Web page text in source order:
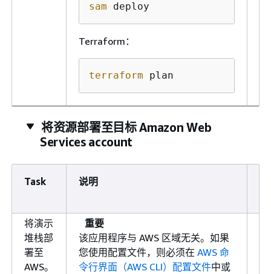
sam deploy
Terraform：
terraform plan
将资源部署至目标 Amazon Web
Services account
Task 说明
将演示
堆栈部
署至
AWS。
重要
该应用程序与 AWS 区域无关。如果
您使用配置文件，则必须在 AWS 命
令行界面（AWS CLI）配置文件中或